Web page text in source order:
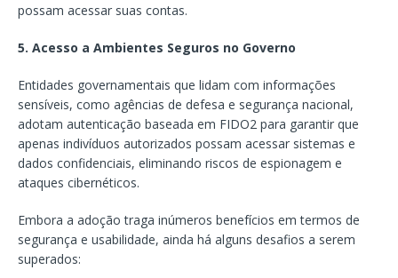
possam acessar suas contas.
5. Acesso a Ambientes Seguros no Governo
Entidades governamentais que lidam com informações
sensíveis, como agências de defesa e segurança nacional,
adotam autenticação baseada em FIDO2 para garantir que
apenas indivíduos autorizados possam acessar sistemas e
dados confidenciais, eliminando riscos de espionagem e
ataques cibernéticos.
Embora a adoção traga inúmeros benefícios em termos de
segurança e usabilidade, ainda há alguns desafios a serem
superados: